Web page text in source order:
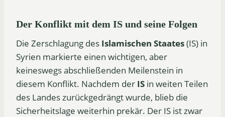
Der Konflikt mit dem IS und seine Folgen
Die Zerschlagung des Islamischen Staates(IS) in
Syrien markierte einen wichtigen, aber
keineswegs abschließenden Meilenstein in
diesem Konflikt. Nachdem der IS in weiten Teilen
des Landes zurückgedrängt wurde, blieb die
Sicherheitslage weiterhin prekär. Der IS ist zwar